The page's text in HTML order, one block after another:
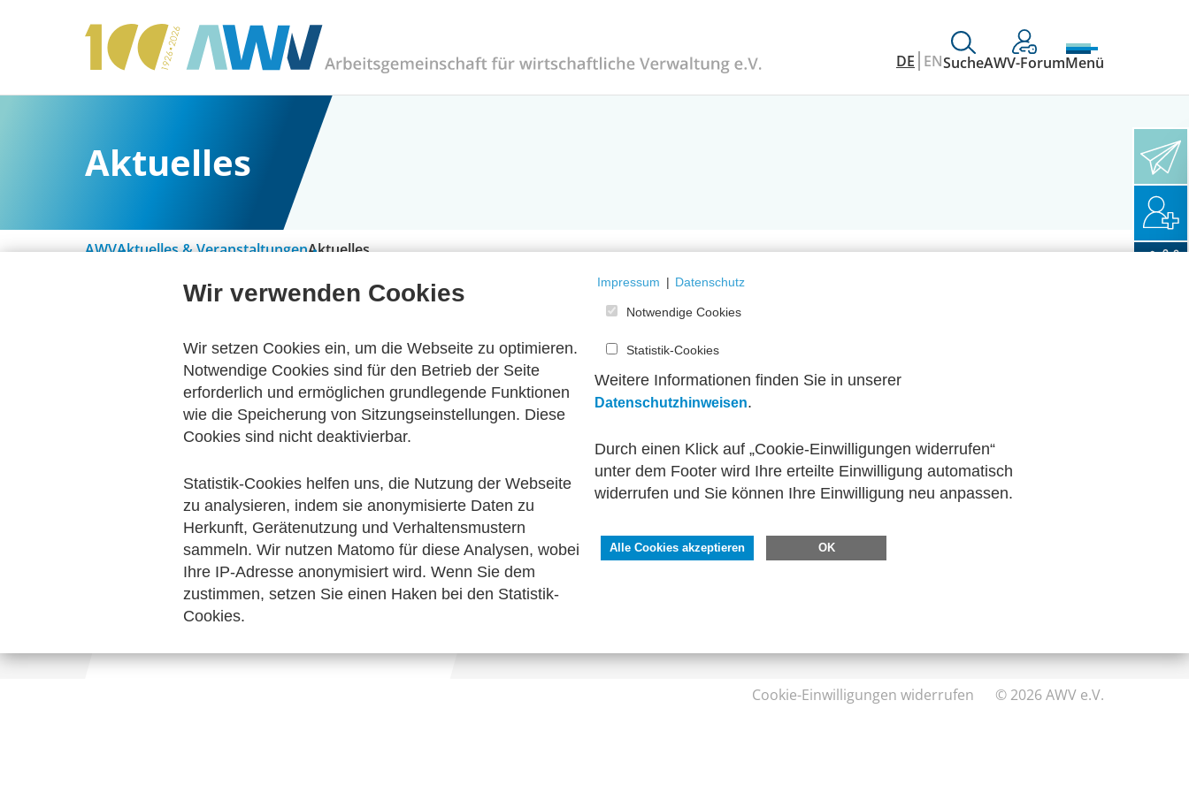
DE ENSucheAWV-ForumMenü
Aktuelles
AWVAktuelles & VeranstaltungenAktuelles
Alle Kategorien
Rechnungslegung & Steuern Technische Standards Interviews
SERVICE
Kontakt
Impressum
Datenschutzhinweise
DIREKT ZU
FeRD
Cookie-Einwilligungen widerrufen © 2026 AWV e.V.
Wir verwenden Cookies
Wir setzen Cookies ein, um die Webseite zu optimieren.
Notwendige Cookies sind für den Betrieb der Seite
erforderlich und ermöglichen grundlegende Funktionen
wie die Speicherung von Sitzungseinstellungen. Diese
Cookies sind nicht deaktivierbar.
Statistik-Cookies helfen uns, die Nutzung der Webseite
zu analysieren, indem sie anonymisierte Daten zu
Herkunft, Gerätenutzung und Verhaltensmustern
sammeln. Wir nutzen Matomo für diese Analysen, wobei
Ihre IP-Adresse anonymisiert wird. Wenn Sie dem
zustimmen, setzen Sie einen Haken bei den Statistik-
Cookies.
Impressum | Datenschutz
Notwendige Cookies
Statistik-Cookies
Weitere Informationen finden Sie in unserer
Datenschutzhinweisen.
Durch einen Klick auf „Cookie-Einwilligungen widerrufen“
unter dem Footer wird Ihre erteilte Einwilligung automatisch
widerrufen und Sie können Ihre Einwilligung neu anpassen.
Alle Cookies akzeptieren OK